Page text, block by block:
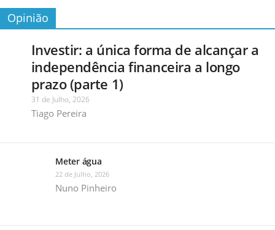
Opinião
Investir: a única forma de alcançar a
independência financeira a longo
prazo (parte 1)
31 de Julho, 2026
Tiago Pereira
Meter água
22 de Julho, 2026
Nuno Pinheiro